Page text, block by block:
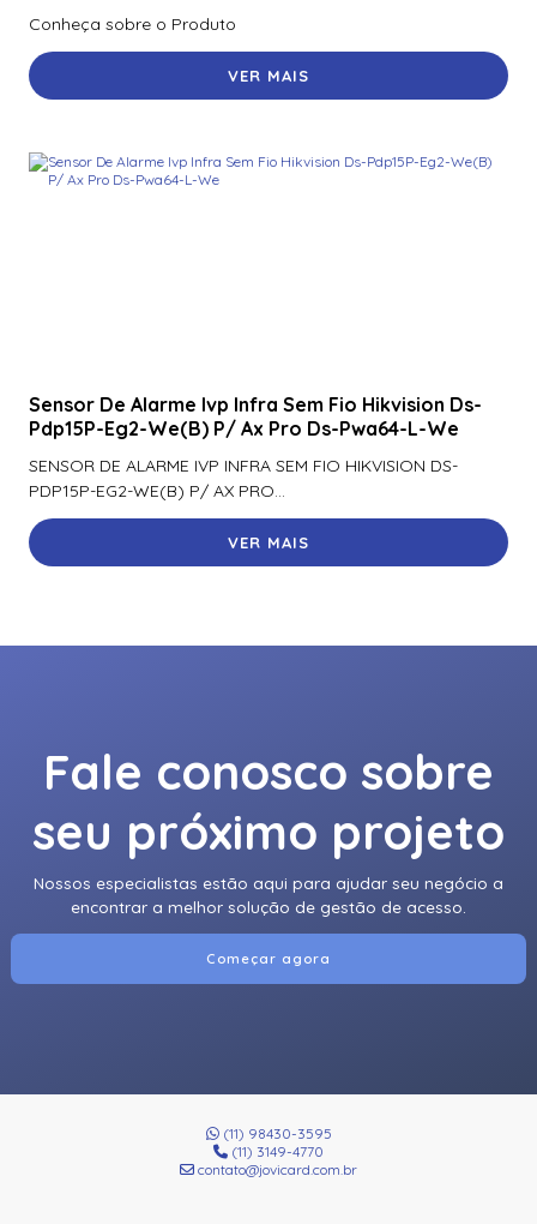
Conheça sobre o Produto
VER MAIS
Sensor De Alarme Ivp Infra Sem Fio Hikvision Ds-
Pdp15P-Eg2-We(B) P/ Ax Pro Ds-Pwa64-L-We
SENSOR DE ALARME IVP INFRA SEM FIO HIKVISION DS-
PDP15P-EG2-WE(B) P/ AX PRO...
VER MAIS
Fale conosco sobre
seu próximo projeto
Nossos especialistas estão aqui para ajudar seu negócio a
encontrar a melhor solução de gestão de acesso.
Começar agora
(11) 98430-3595
(11) 3149-4770
contato@jovicard.com.br